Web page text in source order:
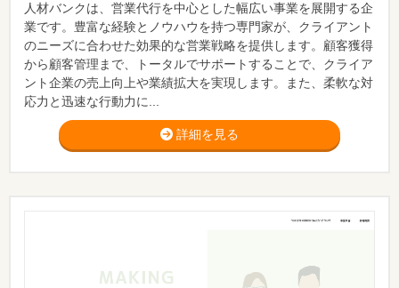
人材バンクは、営業代行を中心とした幅広い事業を展開する企
業です。豊富な経験とノウハウを持つ専門家が、クライアント
のニーズに合わせた効果的な営業戦略を提供します。顧客獲得
から顧客管理まで、トータルでサポートすることで、クライア
ント企業の売上向上や業績拡大を実現します。また、柔軟な対
応力と迅速な行動力に...
詳細を見る